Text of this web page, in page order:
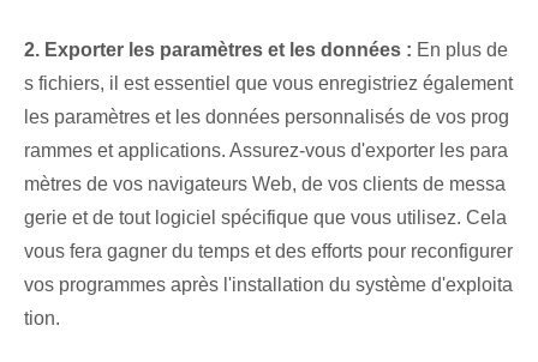
2. Exporter les paramètres et les données : ⁤En plus de
s fichiers⁤, il est essentiel que vous enregistriez également
les paramètres et les données personnalisés de vos⁤ prog
rammes et applications. Assurez-vous d'exporter les para
mètres de vos navigateurs Web, de vos clients de messa
gerie et de tout logiciel spécifique que vous utilisez. Cela
vous fera gagner du temps et des efforts pour reconfigurer
vos programmes après l'installation du système d'exploita
tion.